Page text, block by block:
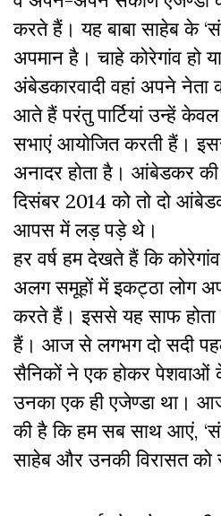
करते हैं। यह बाबा साहेब के
अपमान है। चाहे कोरेगांव हो
अंबेडकारवादी वहां अपने नेता
आते हैं परंतु पार्टियां उन्हें
सभाएं आयोजित करती हैं।
अनादर होता है। आंबेडकर की
दिसंबर 2014 को तो दो
आपस में लड़ पड़े थे।
हर वर्ष हम देखते हैं कि
अलग समूहों में इकट्ठा लोग
करते हैं। इससे यह साफ होता
हैं। आज से लगभग दो सदी
सैनिकों ने एक होकर पेशवाओं
उनका एक ही एजेण्डा था।
की है कि हम सब साथ आएं,
साहेब और उनकी विरासत को